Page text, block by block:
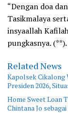
“Dengan doa
Tasikmalaya
insyaallah
pungkasnya. (**).
Related News
Kapolsek Cikalong
Presiden 2026,
Home Sweet Loan
Chintana Jo